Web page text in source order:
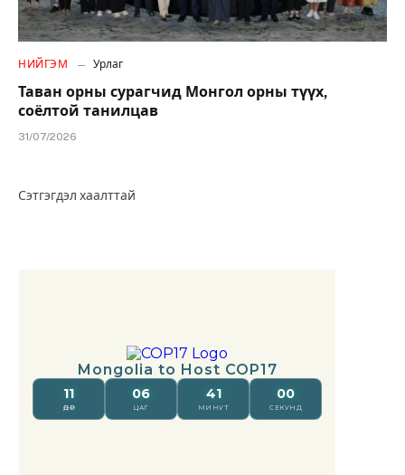
НИЙГЭМ Урлаг
Таван орны сурагчид Монгол орны түүх,
соёлтой танилцав
31/07/2026
Сэтгэгдэл хаалттай